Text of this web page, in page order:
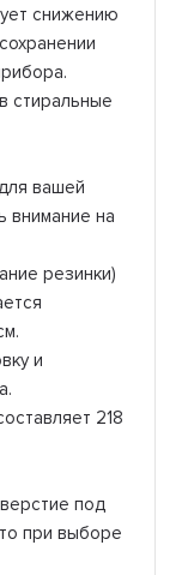
снижению
стиральные
вашей
внимание на
резинки)
и
218
под
при выборе